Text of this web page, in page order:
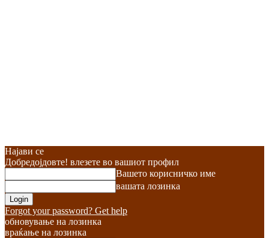
Најави се
Добредојдовте! влезете во вашиот профил
Вашето корисничко име
вашата лозинка
Forgot your password? Get help
обновување на лозинка
враќање на лозинка